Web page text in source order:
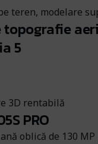
teren, modelare
topografie
5
3D rentabilă
PRO
oblică de 130